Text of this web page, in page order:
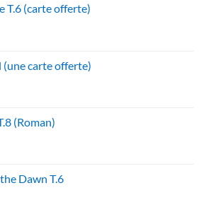
T.6 (carte offerte)
(une carte offerte)
(Roman)
Dawn T.6